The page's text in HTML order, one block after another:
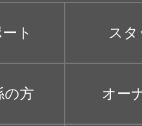
ト ス
の方 オー